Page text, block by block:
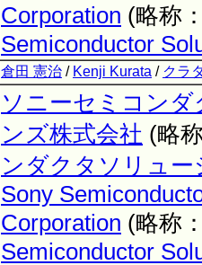
Corporation (略称
Semiconductor
倉田 憲治 / Kenji Kurata / クラ
ソニーセミコン
ンズ株式会社 (略
ンダクタソリュー
Sony
Corporation (略称
Semiconductor